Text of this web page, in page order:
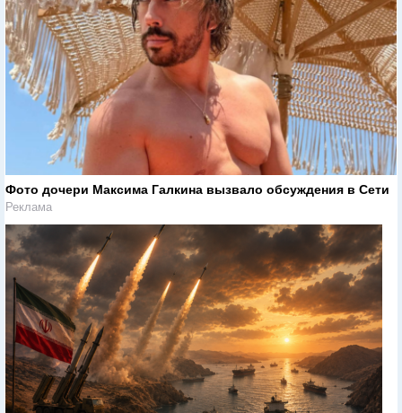
Фото дочери Максима Галкина вызвало обсуждения в Сети
Реклама